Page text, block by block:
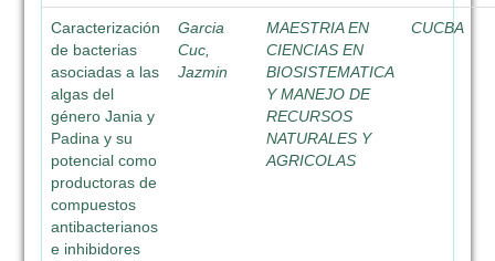
Caracterización
de bacterias
asociadas a las
algas del
género Jania y
Padina y su
potencial como
productoras de
compuestos
antibacterianos
e inhibidores
Garcia
Cuc,
Jazmin
MAESTRIA EN
CIENCIAS EN
BIOSISTEMATICA
Y MANEJO DE
RECURSOS
NATURALES Y
AGRICOLAS
CUCBA